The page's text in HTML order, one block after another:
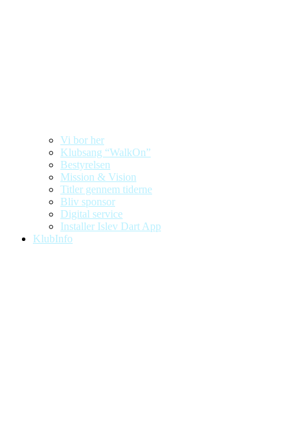
Vi bor her
Klubsang “WalkOn”
Bestyrelsen
Mission & Vision
Titler gennem tiderne
Bliv sponsor
Digital service
Installer Islev Dart App
KlubInfo